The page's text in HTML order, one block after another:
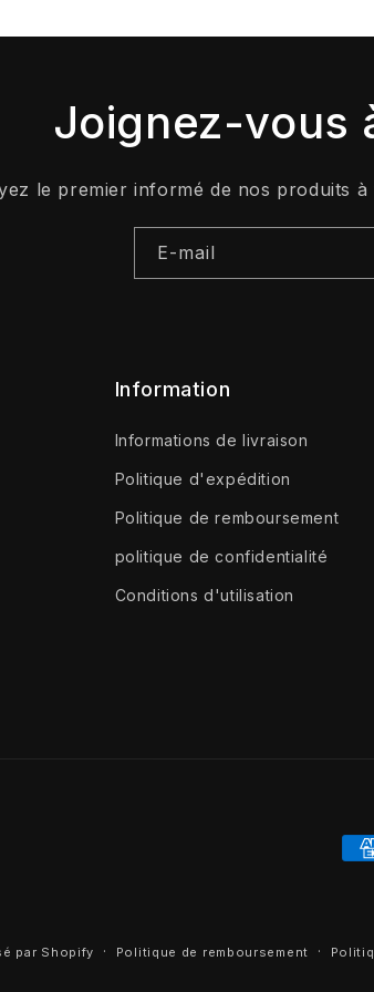
Joignez-vous
le premier informé de nos produits à
E-mail
Information
Informations de livraison
Politique d'expédition
Politique de remboursement
politique de confidentialité
Conditions d'utilisation
par Shopify Politique de remboursement